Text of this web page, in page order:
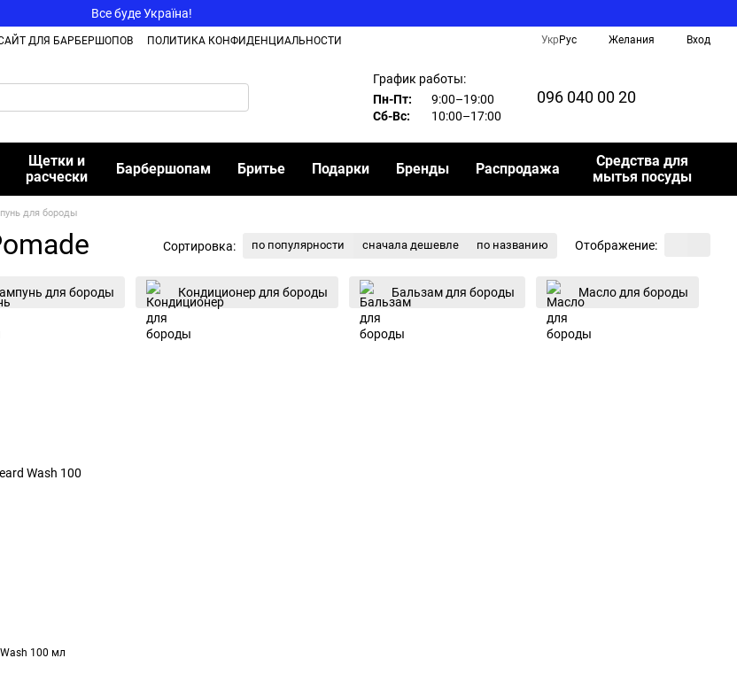
Все буде Україна!
ДЛЯ БАРБЕРШОПОВ
ПОЛИТИКА КОНФИДЕНЦИАЛЬНОСТИ
Укр Рус Желания Вход
График работы:
Пн-Пт:
9:00–19:00
Сб-Вс:
10:00–17:00
096 040 00 20
Щетки и
расчески
Барбершопам Бритье Подарки Бренды Распродажа
Средства для
мытья посуды
для бороды
Сортировка: по популярности сначала дешевле по названию Отображение:
для бороды Кондиционер для бороды Бальзам для бороды Масло для бороды
100 мл